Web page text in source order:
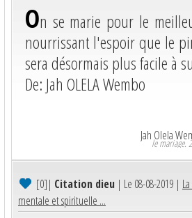
On se marie pour le
nourrissant l'espoir que le
sera désormais plus facile à
De: Jah OLELA Wembo
Jah Olela
le mariage.
[0]| Citation dieu | Le 08-08-2019 |
mentale et spirituelle ...